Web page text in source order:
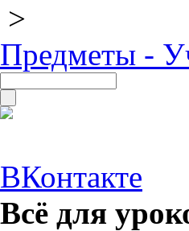
>
Предметы -
ВКонтакте
Всё для